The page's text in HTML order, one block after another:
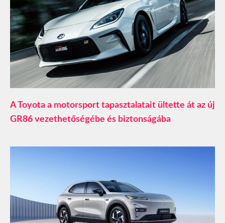
A Toyota a motorsport tapasztalatait ültette át az új
GR86 vezethetőségébe és biztonságába